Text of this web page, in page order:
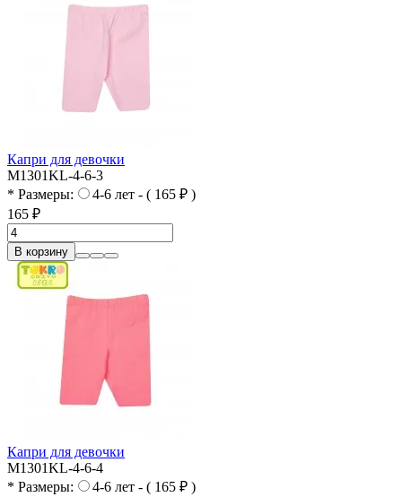
Капри для девочки
M1301KL-4-6-3
* Размеры:
4-6 лет - ( 165 ₽ )
165 ₽
В корзину
Капри для девочки
M1301KL-4-6-4
* Размеры:
4-6 лет - ( 165 ₽ )